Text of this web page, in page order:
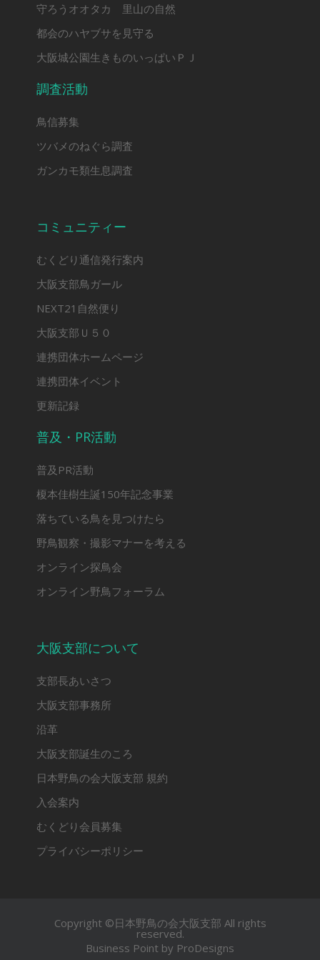
守ろうオオタカ 里山の自然
都会のハヤブサを見守る
大阪城公園生きものいっぱいＰＪ
調査活動
鳥信募集
ツバメのねぐら調査
ガンカモ類生息調査
コミュニティー
むくどり通信発行案内
大阪支部鳥ガール
NEXT21自然便り
大阪支部Ｕ５０
連携団体ホームページ
連携団体イベント
更新記録
普及・PR活動
普及PR活動
榎本佳樹生誕150年記念事業
落ちている鳥を見つけたら
野鳥観察・撮影マナーを考える
オンライン探鳥会
オンライン野鳥フォーラム
大阪支部について
支部長あいさつ
大阪支部事務所
沿革
大阪支部誕生のころ
日本野鳥の会大阪支部 規約
入会案内
むくどり会員募集
プライバシーポリシー
Copyright ©日本野鳥の会大阪支部 All rights
reserved.
Business Point by ProDesigns